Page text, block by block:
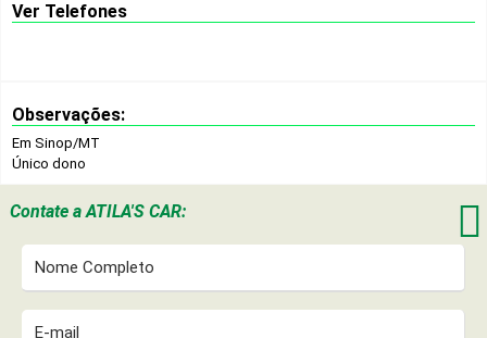
Ver Telefones
Observações:
Em Sinop/MT
Único dono
Contate aATILA'S CAR: 